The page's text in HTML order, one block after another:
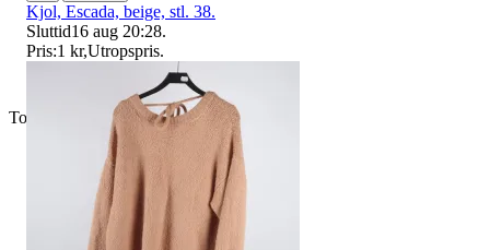
Toppsäljare
Kjol, Escada, beige, stl. 38.
Sluttid16 aug 20:28.
Pris:1 kr,Utropspris.